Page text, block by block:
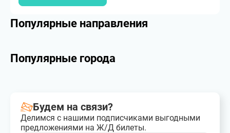
Популярные направления
Популярные города
Будем на связи?
Делимся с нашими подписчиками выгодными
предложениями на Ж/Д билеты.